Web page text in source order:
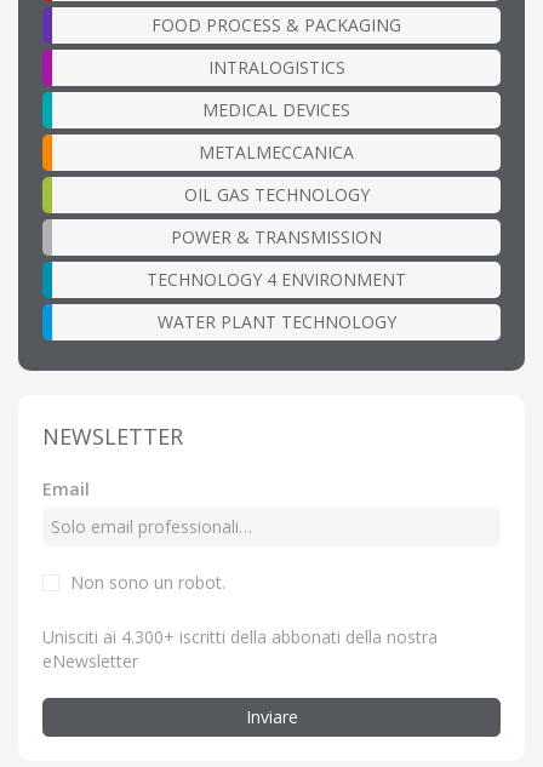
FOOD PROCESS & PACKAGING
INTRALOGISTICS
MEDICAL DEVICES
METALMECCANICA
OIL GAS TECHNOLOGY
POWER & TRANSMISSION
TECHNOLOGY 4 ENVIRONMENT
WATER PLANT TECHNOLOGY
NEWSLETTER
Email
Non sono un robot.
Unisciti ai 4.300+ iscritti della abbonati della nostra
eNewsletter
Inviare